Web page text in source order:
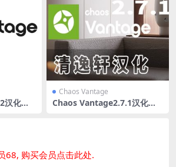
汉化版
Chaos Vantage
Chaos Vantage2.7.1汉化版
68, 购买会员点击此处.